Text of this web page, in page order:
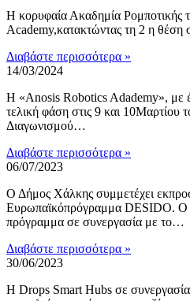
Η κορυφαία Ακαδημία Ρομποτικής
Academy,κατακτώντας τη 2 η θέση
Διαβάστε περισσότερα »
14/03/2024
Η «Anosis Robotics Adademy», με
τελική φάση στις 9 και 10Μαρτίου
Διαγωνισμού…
Διαβάστε περισσότερα »
06/07/2023
Ο Δήμος Χάλκης συμμετέχει
Ευρωπαϊκόπρόγραμμα DESIDO. Ο
πρόγραμμα σε συνεργασία με το…
Διαβάστε περισσότερα »
30/06/2023
H Drops Smart Hubs σε